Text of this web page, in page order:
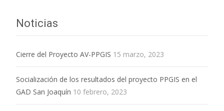
Noticias
Cierre del Proyecto AV-PPGIS 15 marzo, 2023
Socialización de los resultados del proyecto PPGIS en el
GAD San Joaquín 10 febrero, 2023